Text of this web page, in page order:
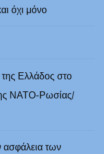
όχι μόνο
Ελλάδος στο
ΝΑΤΟ-Ρωσίας/
ασφάλεια των